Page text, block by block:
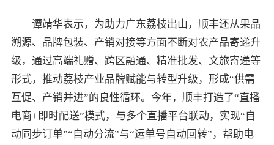
谭靖华表示，为助力广东荔枝出山，顺丰还从果品
溯源、品牌包装、产销对接等方面不断对农产品寄递升
级，通过高端礼赠、跨区融通、精准批发、文旅寄递等
形式，推动荔枝产业品牌赋能与转型升级，形成“供需
互促、产销并进”的良性循环。今年，顺丰打造了“直播
电商+即时配送”模式，与多个直播平台联动，实现“自
动同步订单”“自动分流”与“运单号自动回转”，帮助电